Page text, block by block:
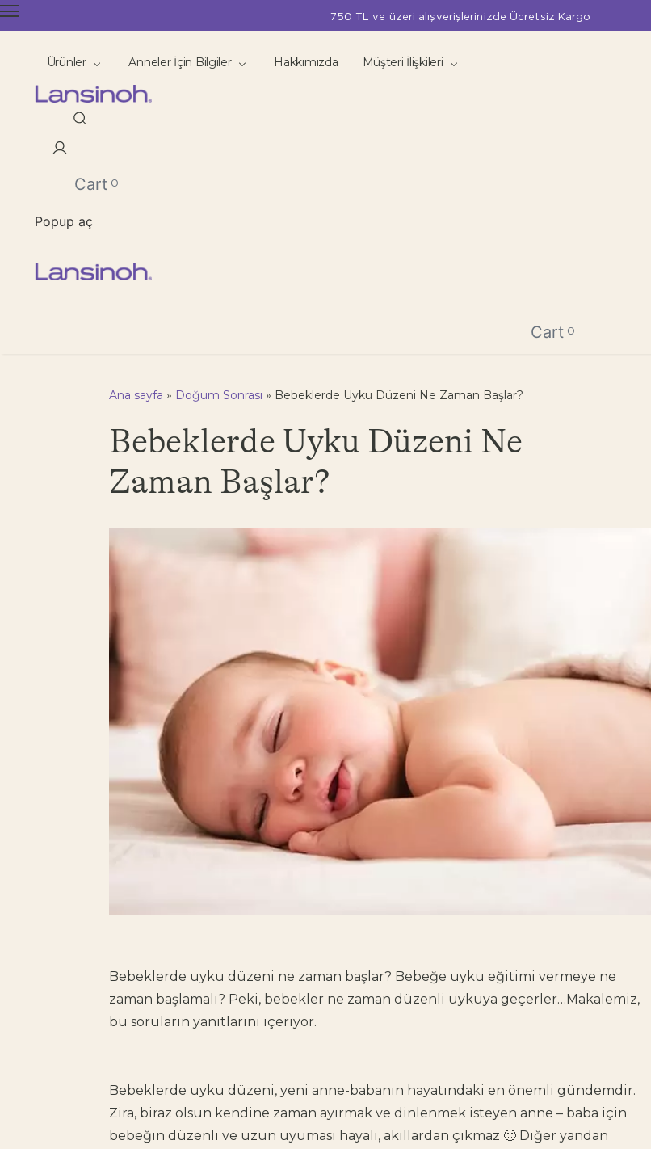
750 TL ve üzeri alışverişlerinizde Ücretsiz Kargo
Ürünler Anneler İçin Bilgiler Hakkımızda Müşteri İlişkileri
0
Cart
Popup aç
0
Cart
Ana sayfa » Doğum Sonrası » Bebeklerde Uyku Düzeni Ne Zaman Başlar?
Bebeklerde Uyku Düzeni Ne
Zaman Başlar?
Bebeklerde uyku düzeni ne zaman başlar? Bebeğe uyku eğitimi vermeye ne
zaman başlamalı? Peki, bebekler ne zaman düzenli uykuya geçerler…Makalemiz,
bu soruların yanıtlarını içeriyor.
Bebeklerde uyku düzeni, yeni anne-babanın hayatındaki en önemli gündemdir.
Zira, biraz olsun kendine zaman ayırmak ve dinlenmek isteyen anne – baba için
bebeğin düzenli ve uzun uyuması hayali, akıllardan çıkmaz 🙂 Diğer yandan